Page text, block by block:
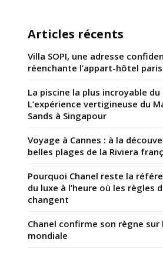
Articles récents
Villa SOPI, une adresse
réenchante l’appart-hôtel
La piscine la plus incroyable du
L’expérience vertigineuse du
Sands à Singapour
Voyage à Cannes : à la
belles plages de la Riviera
Pourquoi Chanel reste la
du luxe à l’heure où les règles
changent
Chanel confirme son règne sur
mondiale